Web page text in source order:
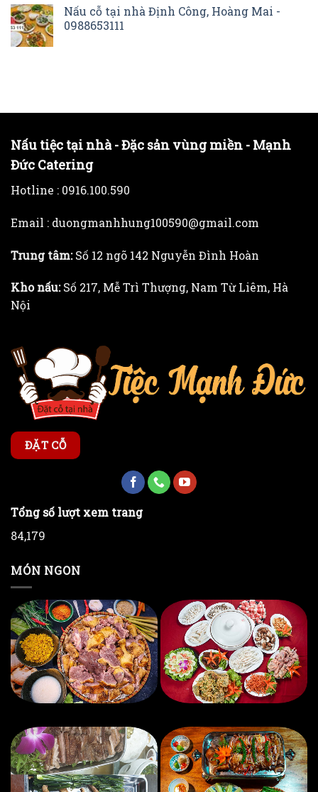
Nấu cỗ tại nhà Định Công, Hoàng Mai -
0988653111
Nấu tiệc tại nhà - Đặc sản vùng miền - Mạnh
Đức Catering
Hotline : 0916.100.590
Email : duongmanhhung100590@gmail.com
Trung tâm:Số 12 ngõ 142 Nguyễn Đình Hoàn
Kho nấu:Số 217, Mễ Trì Thượng, Nam Từ Liêm, Hà
Nội
ĐẶT CỖ
Tổng số lượt xem trang
84,179
MÓN NGON